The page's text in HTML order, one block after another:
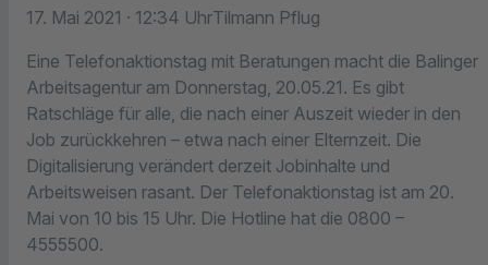
17. Mai 2021 · 12:34 UhrTilmann Pflug
Eine Telefonaktionstag mit Beratungen macht die Balinger
Arbeitsagentur am Donnerstag, 20.05.21. Es gibt
Ratschläge für alle, die nach einer Auszeit wieder in den
Job zurückkehren – etwa nach einer Elternzeit. Die
Digitalisierung verändert derzeit Jobinhalte und
Arbeitsweisen rasant. Der Telefonaktionstag ist am 20.
Mai von 10 bis 15 Uhr. Die Hotline hat die 0800 –
4555500.